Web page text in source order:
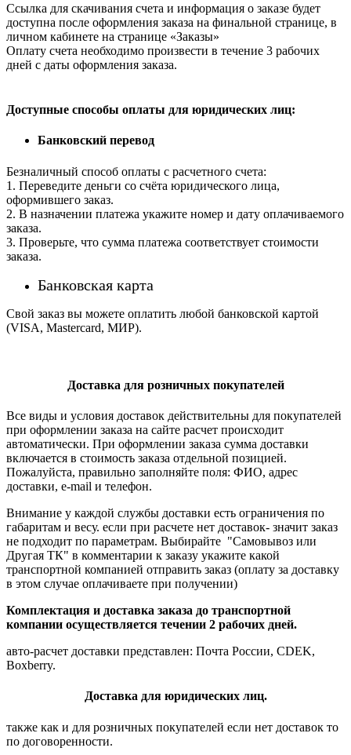
Ссылка для скачивания счета и информация о заказе будет
доступна после оформления заказа на финальной странице, в
личном кабинете на странице «Заказы»
Оплату счета необходимо произвести в течение 3 рабочих
дней с даты оформления заказа.
Доступные способы оплаты для юридических лиц:
Банковский перевод
Безналичный способ оплаты с расчетного счета:
1. Переведите деньги со счёта юридического лица,
оформившего заказ.
2. В назначении платежа укажите номер и дату оплачиваемого
заказа.
3. Проверьте, что сумма платежа соответствует стоимости
заказа.
Банковская карта
Свой заказ вы можете оплатить любой банковской картой
(VISA, Mastercard, МИР).
Доставка для розничных покупателей
Все виды и условия доставок действительны для покупателей
при оформлении заказа на сайте расчет происходит
автоматически. При оформлении заказа сумма доставки
включается в стоимость заказа отдельной позицией.
Пожалуйста, правильно заполняйте поля: ФИО, адрес
доставки, e-mail и телефон.
Внимание у каждой службы доставки есть ограничения по
габаритам и весу. если при расчете нет доставок- значит заказ
не подходит по параметрам. Выбирайте "Самовывоз или
Другая ТК" в комментарии к заказу укажите какой
транспортной компанией отправить заказ (оплату за доставку
в этом случае оплачиваете при получении)
Комплектация и доставка заказа до транспортной
компании осуществляется течении 2 рабочих дней.
авто-расчет доставки представлен: Почта России, CDEK,
Boxberry.
Доставка для юридических лиц.
также как и для розничных покупателей если нет доставок то
по договоренности.